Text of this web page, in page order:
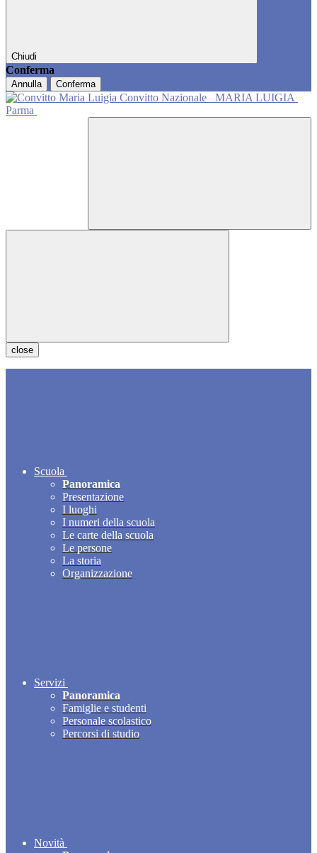
Chiudi
Conferma
Annulla Conferma
Convitto Nazionale
MARIA LUIGIA
Parma
close
Scuola
Panoramica
Presentazione
I luoghi
I numeri della scuola
Le carte della scuola
Le persone
La storia
Organizzazione
Servizi
Panoramica
Famiglie e studenti
Personale scolastico
Percorsi di studio
Novità